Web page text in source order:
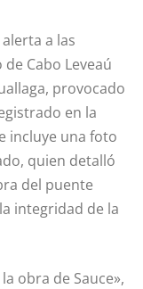
a las
Cabo Leveaú
provocado
en la
incluye una foto
quien detalló
del puente
integridad de la
obra de Sauce»,